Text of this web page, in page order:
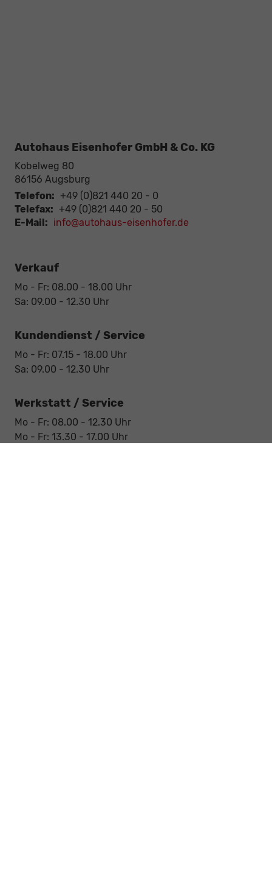
Autohaus Eisenhofer GmbH & Co. KG
Kobelweg 80
86156 Augsburg
Telefon: +49 (0)821 440 20 - 0
Telefax: +49 (0)821 440 20 - 50
E-Mail: info@autohaus-eisenhofer.de
Verkauf
Mo - Fr: 08.00 - 18.00 Uhr
Sa: 09.00 - 12.30 Uhr
Kundendienst / Service
Mo - Fr: 07.15 - 18.00 Uhr
Sa: 09.00 - 12.30 Uhr
Werkstatt / Service
Mo - Fr: 08.00 - 12.30 Uhr
Mo - Fr: 13.30 - 17.00 Uhr